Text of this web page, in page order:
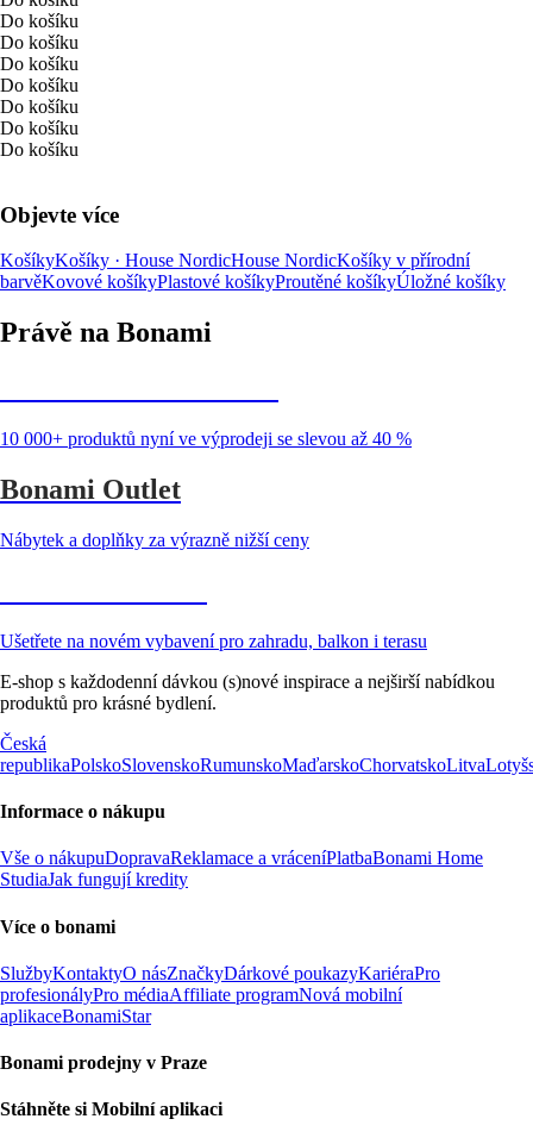
Do košíku
Do košíku
Do košíku
Do košíku
Do košíku
Do košíku
Do košíku
Objevte více
KošíkyKošíky · House NordicHouse NordicKošíky v přírodní
barvěKovové košíkyPlastové košíkyProutěné košíkyÚložné košíky
Právě na Bonami
10 000+ produktů nyní ve výprodeji se slevou až 40 %
Bonami Outlet
Nábytek a doplňky za výrazně nižší ceny
Ušetřete na novém vybavení pro zahradu, balkon i terasu
E-shop s každodenní dávkou (s)nové inspirace a nejširší nabídkou
produktů pro krásné bydlení.
Česká
republikaPolskoSlovenskoRumunskoMaďarskoChorvatskoLitva
Informace o nákupu
Vše o nákupuDopravaReklamace a vráceníPlatbaBonami Home
StudiaJak fungují kredity
Více o bonami
SlužbyKontaktyO násZnačkyDárkové poukazyKariéraPro
profesionályPro médiaAffiliate programNová mobilní
aplikaceBonamiStar
Bonami prodejny v Praze
Stáhněte si Mobilní aplikaci